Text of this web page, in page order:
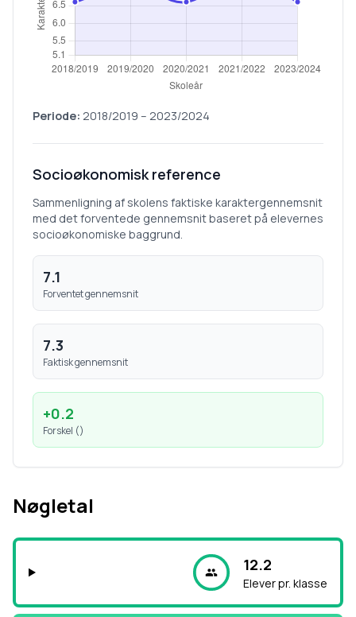
Periode: 2018/2019 – 2023/2024
Socioøkonomisk reference
Sammenligning af skolens faktiske karaktergennemsnit
med det forventede gennemsnit baseret på elevernes
socioøkonomiske baggrund.
7.1
Forventet gennemsnit
7.3
Faktisk gennemsnit
+0.2
Forskel ()
Nøgletal
12.2
Elever pr. klasse